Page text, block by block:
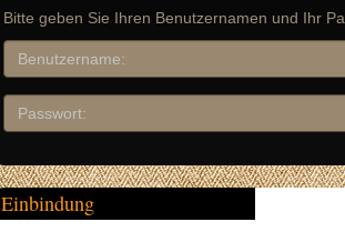
Bitte geben Sie Ihren Benutzernamen und Ihr
Einbindung